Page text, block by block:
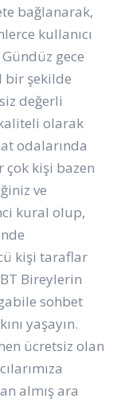
bağlanarak,
kullanıcı
gece
bir şekilde
değerli
kaliteli olarak
odalarında
çok kişi bazen
ve
kural olup,
kişi taraflar
Bireylerin
sohbet
yaşayın.
ücretsiz olan
almış ara